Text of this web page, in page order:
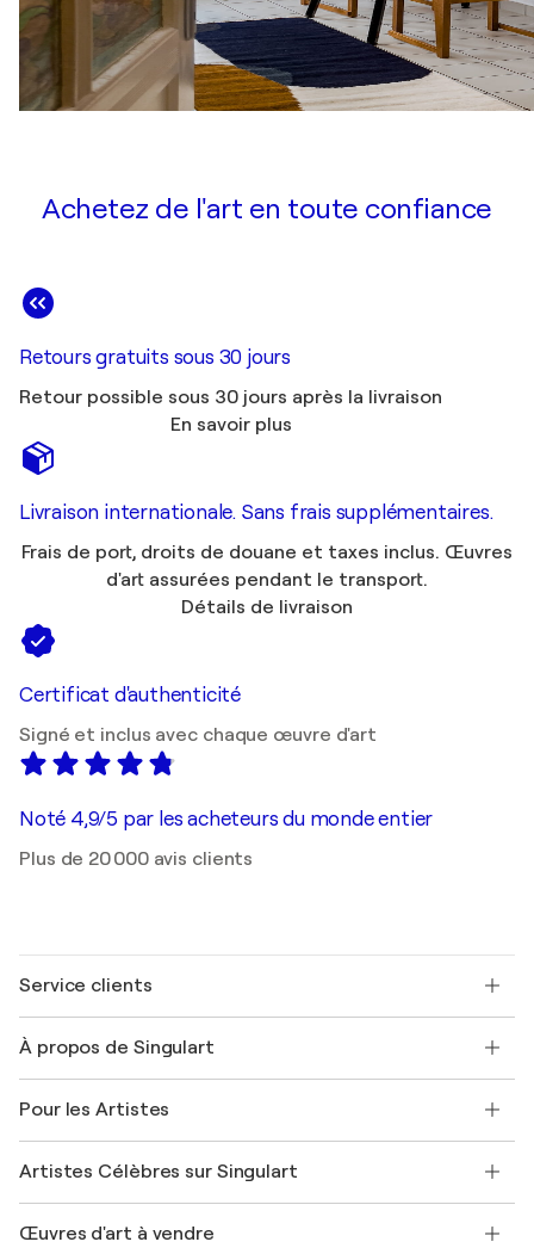
Achetez de l'art en toute confiance
Retours gratuits sous 30 jours
Retour possible sous 30 jours après la livraison
En savoir plus
Livraison internationale. Sans frais supplémentaires.
Frais de port, droits de douane et taxes inclus. Œuvres
d'art assurées pendant le transport.
Détails de livraison
Certificat d'authenticité
Signé et inclus avec chaque œuvre d'art
Noté 4,9/5 par les acheteurs du monde entier
Plus de 20 000 avis clients
Service clients
Expédition
Offrir une carte cadeau
Rejoignez notre programme commercial
Mon compte
+33 1 76 44 06 42
À propos de Singulart
FAQ
Magazine Singulart
Emplois
Découvrez une sélection d'art original
Pour les Artistes
Se connecter en tant qu'Artiste
Artistes Célèbres sur Singulart
Marc Chagall
Œuvres d'art à vendre